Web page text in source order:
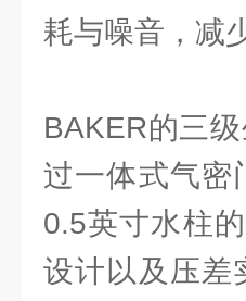
耗与噪音，减
BAKER的三
过一体式气密
0.5英寸水柱
设计以及压差